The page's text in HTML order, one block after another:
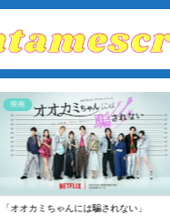
映画
「第１回ミラーライアーフィルムズ・フェ